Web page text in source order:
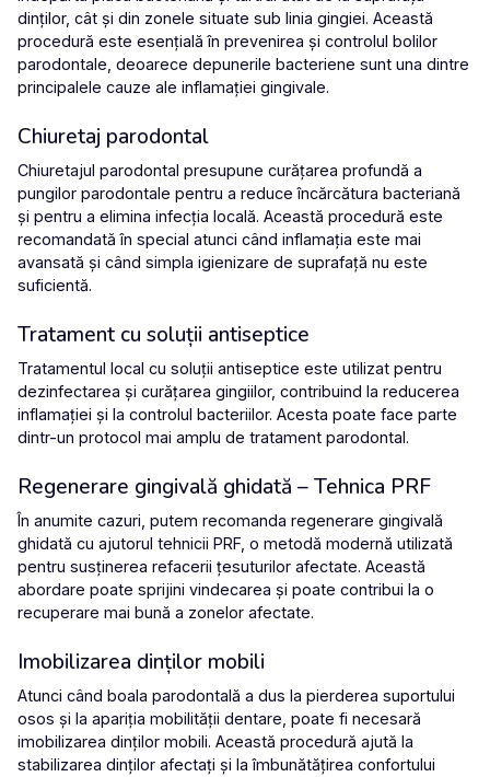
dinților, cât și din zonele situate sub linia gingiei. Această
procedură este esențială în prevenirea și controlul bolilor
parodontale, deoarece depunerile bacteriene sunt una dintre
principalele cauze ale inflamației gingivale.
Chiuretaj parodontal
Chiuretajul parodontal presupune curățarea profundă a
pungilor parodontale pentru a reduce încărcătura bacteriană
și pentru a elimina infecția locală. Această procedură este
recomandată în special atunci când inflamația este mai
avansată și când simpla igienizare de suprafață nu este
suficientă.
Tratament cu soluții antiseptice
Tratamentul local cu soluții antiseptice este utilizat pentru
dezinfectarea și curățarea gingiilor, contribuind la reducerea
inflamației și la controlul bacteriilor. Acesta poate face parte
dintr-un protocol mai amplu de tratament parodontal.
Regenerare gingivală ghidată – Tehnica PRF
În anumite cazuri, putem recomanda regenerare gingivală
ghidată cu ajutorul tehnicii PRF, o metodă modernă utilizată
pentru susținerea refacerii țesuturilor afectate. Această
abordare poate sprijini vindecarea și poate contribui la o
recuperare mai bună a zonelor afectate.
Imobilizarea dinților mobili
Atunci când boala parodontală a dus la pierderea suportului
osos și la apariția mobilității dentare, poate fi necesară
imobilizarea dinților mobili. Această procedură ajută la
stabilizarea dinților afectați și la îmbunătățirea confortului